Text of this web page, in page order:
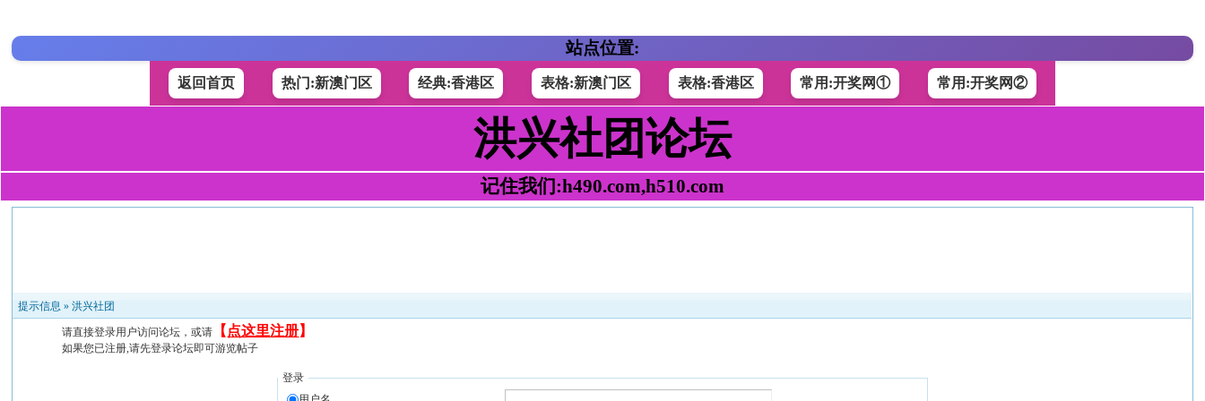
站点位置:
返回首页 热门:新澳门区 经典:香港区 表格:新澳门区 表格:香港区 常用:开奖网① 常用:开奖网②
洪兴社团论坛
记住我们:h490.com,h510.com
提示信息 »洪兴社团
请直接登录用户访问论坛，或请 【 点这里注册】
如果您已注册,请先登录论坛即可游览帖子
登录